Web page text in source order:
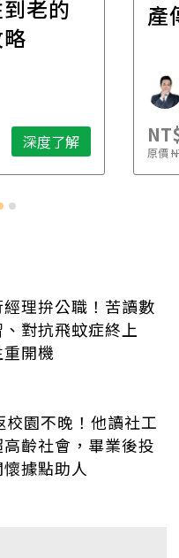
老的
深度了解
產
原價
理拚公職！苦讀數
對抗飛蚊症終上
開機
校園不晚！他讀社工
齡社會，畢業後投
據點助人